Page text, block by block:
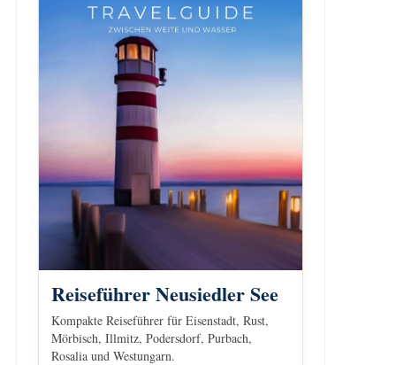
Reiseführer Neusiedler See
Kompakte Reiseführer für Eisenstadt, Rust,
Mörbisch, Illmitz, Podersdorf, Purbach,
Rosalia und Westungarn.